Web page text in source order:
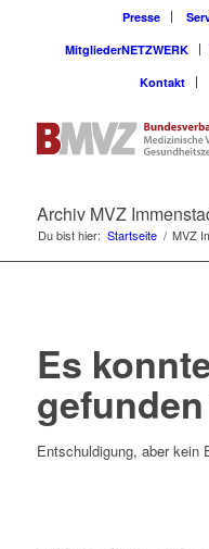
Presse
MitgliederNETZWERK
Kontakt
Archiv MVZ
Du bist hier: Startseite / MVZ
Es
Entschuldigung, aber kein